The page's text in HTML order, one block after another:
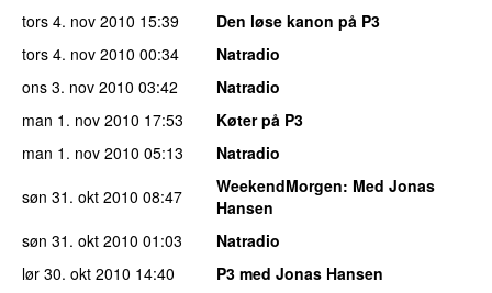
tors 4. nov 2010 15:39
Den løse kanon på P3
tors 4. nov 2010 00:34
Natradio
ons 3. nov 2010 03:42
Natradio
man 1. nov 2010 17:53
Køter på P3
man 1. nov 2010 05:13
Natradio
søn 31. okt 2010 08:47 WeekendMorgen: Med Jonas
Hansen
søn 31. okt 2010 01:03
Natradio
lør 30. okt 2010 14:40
P3 med Jonas Hansen